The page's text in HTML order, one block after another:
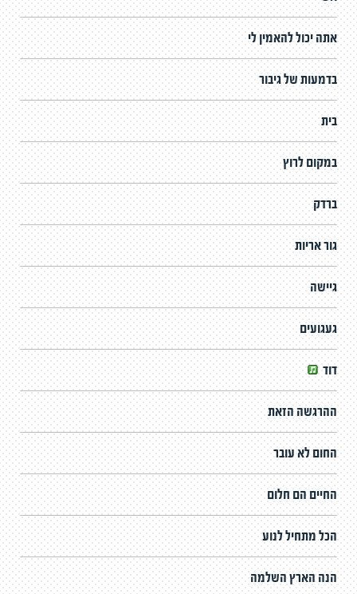
אתה יכול להאמין לי
בדמעות של גיבור
בית
במקום לרוץ
ברדק
גור אריות
גיישה
געגועים
דוד
ההרגשה הזאת
החום לא עובר
החיים הם חלום
הכל מתחיל לנוע
הנה הארץ השלמה